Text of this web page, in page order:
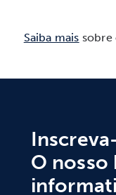
Saiba mais sobre
O